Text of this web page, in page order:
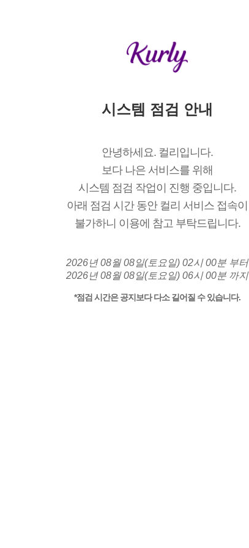
시스템 점검 안내
안녕하세요. 컬리입니다.
보다 나은 서비스를 위해
시스템 점검 작업이 진행 중입니다.
아래 점검 시간 동안 컬리 서비스 접속이
불가하니 이용에 참고 부탁드립니다.
2026년 08월 08일(토요일) 02시 00분 부터
2026년 08월 08일(토요일) 06시 00분 까지
*점검 시간은 공지보다 다소 길어질 수 있습니다.